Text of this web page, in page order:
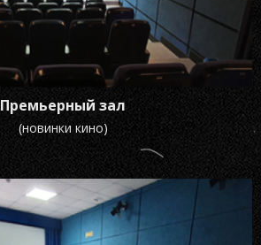
Премьерный зал
(новинки кино)